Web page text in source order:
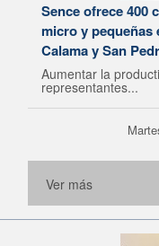
Sence ofrece 400
micro y pequeñas
Calama y San
Aumentar la
representantes...
Ver más